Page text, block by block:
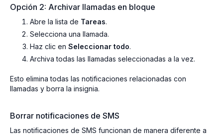
Opción 2: Archivar llamadas en bloque
Abre la lista de Tareas.
Selecciona una llamada.
Haz clic en Seleccionar todo.
Archiva todas las llamadas seleccionadas a la vez.
Esto elimina todas las notificaciones relacionadas con
llamadas y borra la insignia.
Borrar notificaciones de SMS
Las notificaciones de SMS funcionan de manera diferente a